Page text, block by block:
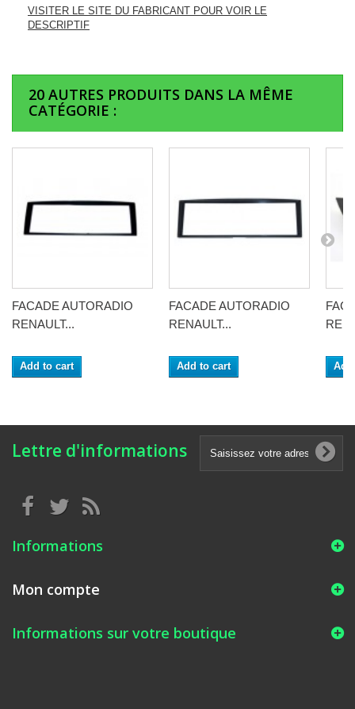
VISITER LE SITE DU FABRICANT POUR VOIR LE
DESCRIPTIF
20 AUTRES PRODUITS DANS LA MÊME
CATÉGORIE :
FACADE AUTORADIO
RENAULT...
Add to cart
FACADE AUTORADIO
RENAULT...
Add to cart
Lettre d'informations
Informations
Mon compte
Informations sur votre boutique